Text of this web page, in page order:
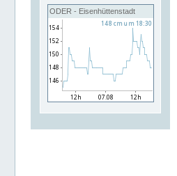
ODER - Eisenhüttenstadt